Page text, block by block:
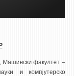
Машински факултет –
и компјутерско